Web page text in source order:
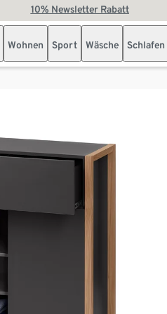
10% Newsletter Rabatt
Wohnen Sport Wäsche Schlafen